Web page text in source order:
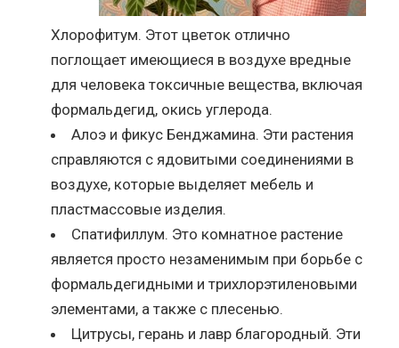
Хлорофитум. Этот цветок отлично
поглощает имеющиеся в воздухе вредные
для человека токсичные вещества, включая
формальдегид, окись углерода.
Алоэ и фикус Бенджамина. Эти растения
справляются с ядовитыми соединениями в
воздухе, которые выделяет мебель и
пластмассовые изделия.
Спатифиллум. Это комнатное растение
является просто незаменимым при борьбе с
формальдегидными и трихлорэтиленовыми
элементами, а также с плесенью.
Цитрусы, герань и лавр благородный. Эти